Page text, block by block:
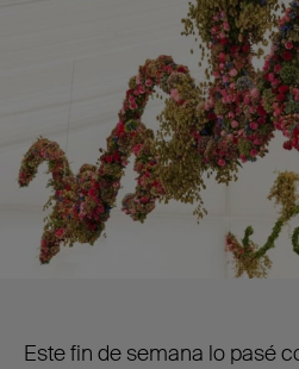
Este fin de semana lo pasé